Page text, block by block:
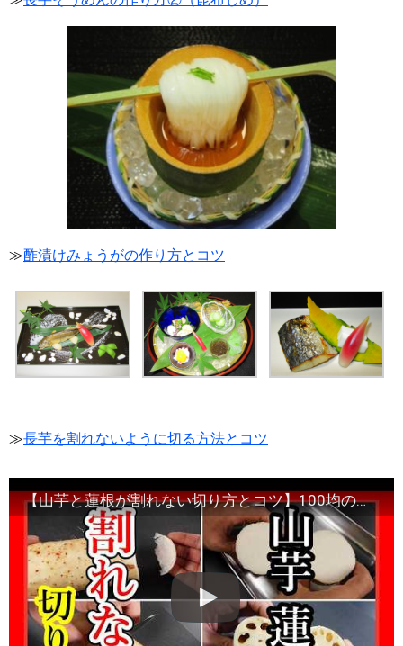
≫酢漬けみょうがの作り方とコツ
≫長芋を割れないように切る方法とコツ
【山芋と蓮根が割れない切り方とコツ】100均の道具で切れますよ・Japanese food#和食レシピ日本料理案内所